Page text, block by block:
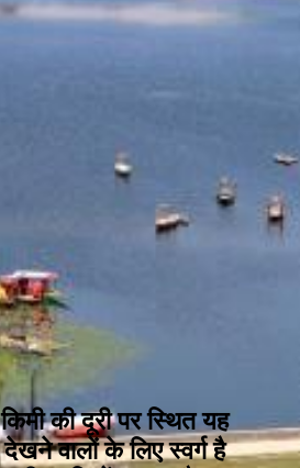
की दूरी पर स्थित यह
देखने वालों के लिए स्वर्ग है